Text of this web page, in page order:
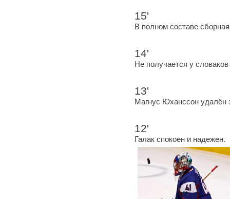
15'
В полном составе
14'
Не получается у
13'
Магнус Юханссон удалён
12'
Галак спокоен и надежен.